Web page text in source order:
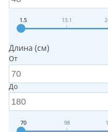
1.5 13.1
Длина (см)
От
До
70 98